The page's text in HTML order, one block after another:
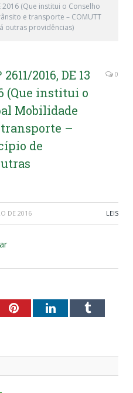
2016 (Que institui o Conselho
e transporte – COMUTT
outras providências)
2016, DE 13
(Que institui o
Mobilidade
–
de
0
DE 2016 LEIS
PinterestLinkedInTumblr